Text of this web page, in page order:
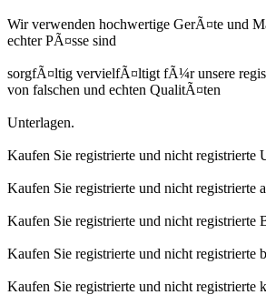
Wir verwenden hochwertige GerÃ¤te und
echter PÃ¤sse sind
sorgfÃ¤ltig vervielfÃ¤ltigt fÃ¼r unsere
von falschen und echten QualitÃ¤ten
Unterlagen.
Kaufen Sie registrierte und nicht registrierte
Kaufen Sie registrierte und nicht registrierte
Kaufen Sie registrierte und nicht registrierte
Kaufen Sie registrierte und nicht registrierte
Kaufen Sie registrierte und nicht registrierte